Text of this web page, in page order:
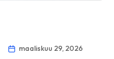
maaliskuu 29, 2026